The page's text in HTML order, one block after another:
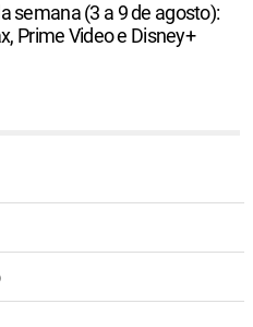
semana (3 a 9 de agosto):
Prime Video e Disney+